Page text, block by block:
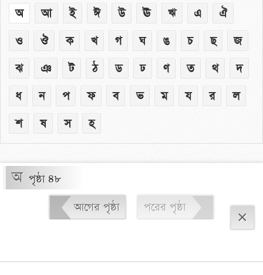
অ আ ই ঈ উ ঊ ঋ এ
ঐ
ও
ঔ ক খ গ ঘ ঙ চ ছ
জ
ঝ
ঞ ট ঠ ড ঢ ণ ত থ
দ
ধ
ন প ফ ব ভ ম য র
ল
শ
ষ স হ
অ পৃষ্ঠা ৪৮
আগের পৃষ্ঠা
পরের পৃষ্ঠা
×